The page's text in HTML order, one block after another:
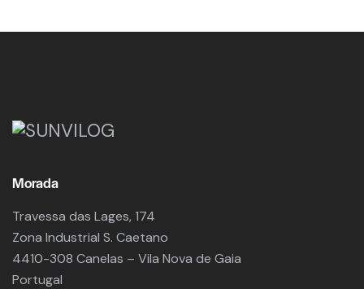
Morada
Travessa das Lages, 174
Zona Industrial S. Caetano
4410-308 Canelas – Vila Nova de Gaia
Portugal